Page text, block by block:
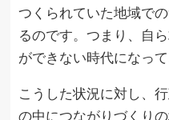
つくられていた地域で
るのです。つまり、自
ができない時代になっ
こうした状況に対し、
の中につながりづくり